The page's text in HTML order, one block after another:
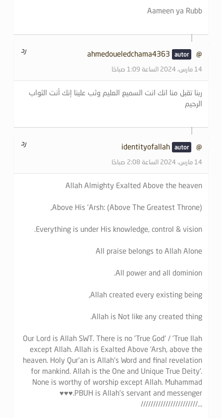
Aameen ya Rubb
@ahmedoueledchama4363
14 مارس، 2024 الساعة 1:09 صباحًا
رد
ربنا تقبل منا انك انت السميع العليم وثب علينا إنك أنت الثواب
الرحيم
@identityofallah
14 مارس، 2024 الساعة 2:08 صباحًا
رد
Allah Almighty Exalted Above the heaven
Above His 'Arsh: (Above The Greatest Throne),
Everything is under His knowledge, control & vision.
All praise belongs to Allah Alone
All power and all dominion.
Allah created every existing being,
Allah is Not like any created thing.
Our Lord is Allah SWT. There is no 'True God' / 'True Ilah
except Allah. Allah is Exalted Above ‘Arsh, above the
heaven. Holy Qur'an is Allah's Word and final revelation
for mankind. Allah is the One and Unique True Deity'.
None is worthy of worship except Allah. Muhammad
PBUH is Allah's servant and messenger.♥♥♥
…///////////////////////